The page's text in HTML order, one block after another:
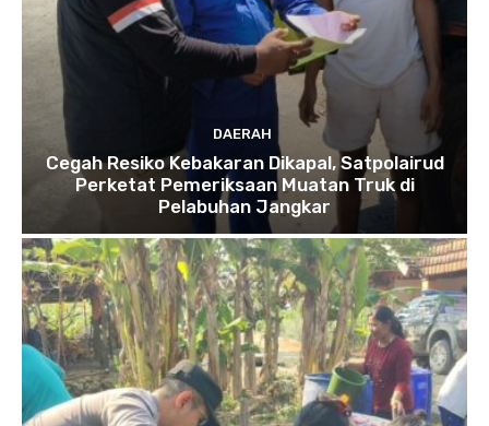
DAERAH
Cegah Resiko Kebakaran Dikapal, Satpolairud
Perketat Pemeriksaan Muatan Truk di
Pelabuhan Jangkar